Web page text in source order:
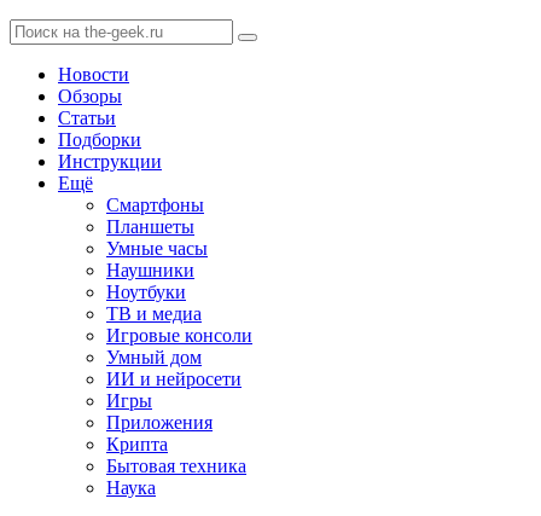
Новости
Обзоры
Статьи
Подборки
Инструкции
Ещё
Смартфоны
Планшеты
Умные часы
Наушники
Ноутбуки
ТВ и медиа
Игровые консоли
Умный дом
ИИ и нейросети
Игры
Приложения
Крипта
Бытовая техника
Наука